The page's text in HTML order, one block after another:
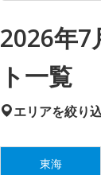
2026年7
ト一覧
エリアを絞り
東海